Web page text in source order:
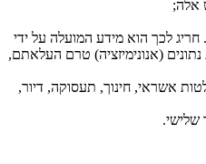
אלה;
לכך הוא מידע המועלה על ידי
(אנונימיזציה) טרם העלאתם,
אשראי, חינוך, תעסוקה, דיור,
שלישי.